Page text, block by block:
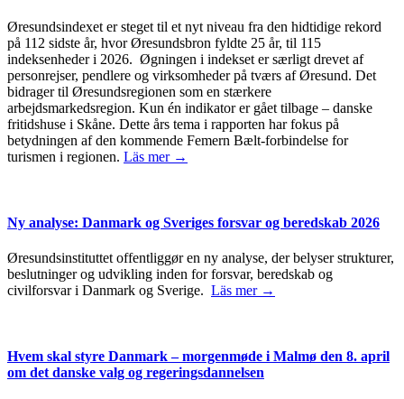
Øresundsindexet er steget til et nyt niveau fra den hidtidige rekord
på 112 sidste år, hvor Øresundsbron fyldte 25 år, til 115
indeksenheder i 2026. Øgningen i indekset er særligt drevet af
personrejser, pendlere og virksomheder på tværs af Øresund. Det
bidrager til Øresundsregionen som en stærkere
arbejdsmarkedsregion. Kun én indikator er gået tilbage – danske
fritidshuse i Skåne. Dette års tema i rapporten har fokus på
betydningen af den kommende Femern Bælt-forbindelse for
turismen i regionen. Läs mer →
Ny analyse: Danmark og Sveriges forsvar og beredskab 2026
Øresundsinstituttet offentliggør en ny analyse, der belyser strukturer,
beslutninger og udvikling inden for forsvar, beredskab og
civilforsvar i Danmark og Sverige. Läs mer →
Hvem skal styre Danmark – morgenmøde i Malmø den 8. april
om det danske valg og regeringsdannelsen